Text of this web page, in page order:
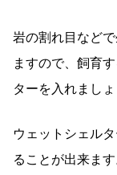
岩の割れ目など
ますので、飼育
ターを入れましょ
ウェットシェル
ることが出来ます